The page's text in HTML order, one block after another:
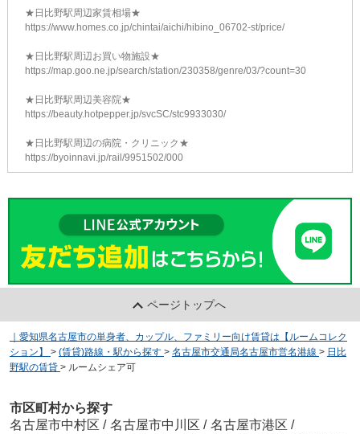
★日比野駅周辺家賃相場★
https://www.homes.co.jp/chintai/aichi/hibino_06702-st/price/
★日比野駅周辺お買い物施設★
https://map.goo.ne.jp/search/station/230358/genre/03/?count=30
★日比野駅周辺美容院★
https://beauty.hotpepper.jp/svcSC/stc9933030/
★日比野駅周辺の病院・クリニック★
https://byoinnavi.jp/rail/9951502/000
ページトップへ
｜愛知県名古屋市の単身者、カップル、ファミリー向け賃貸は【ルームコレク
ション】
> (賃貸)路線・駅から探す > 名古屋市交通局名古屋市営名港線 > 日比
野駅の賃貸 > ルームシェア可
市区町村から探す
名古屋市中村区 / 名古屋市中川区 / 名古屋市港区 /